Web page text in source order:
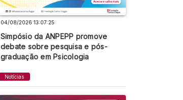
04/08/2026 13:07:25
Simpósio da ANPEPP promove
debate sobre pesquisa e pós-
graduação em Psicologia
Notícias